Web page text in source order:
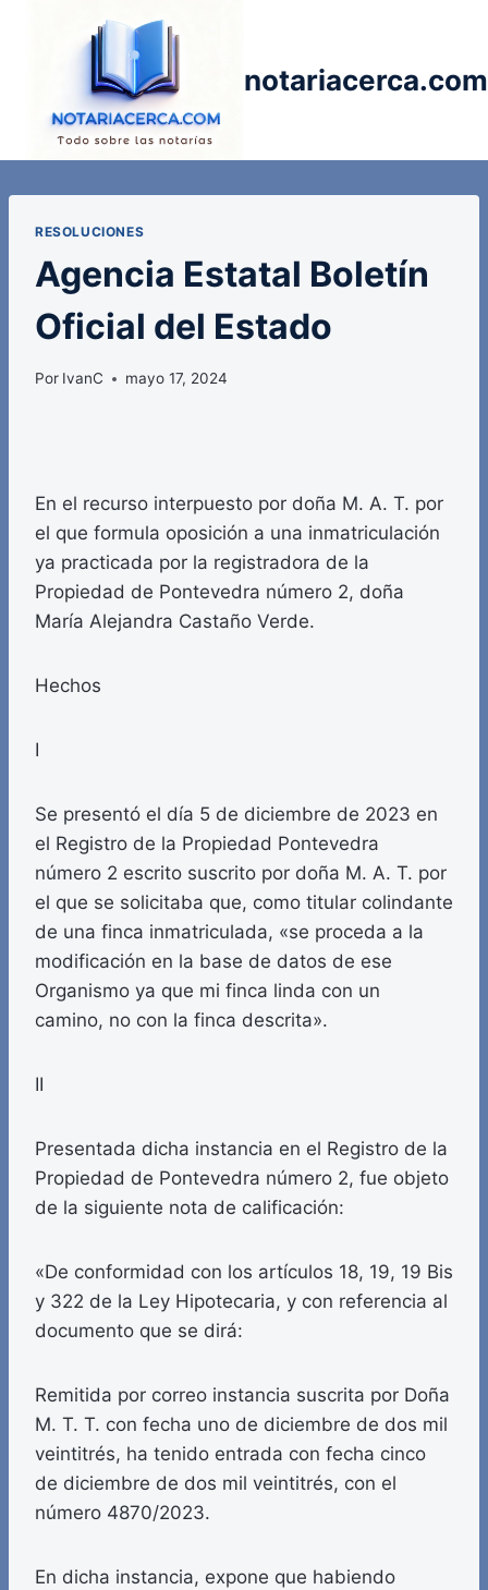
notariacerca.com
RESOLUCIONES
Agencia Estatal Boletín
Oficial del Estado
Por IvanC mayo 17, 2024
En el recurso interpuesto por doña M. A. T. por
el que formula oposición a una inmatriculación
ya practicada por la registradora de la
Propiedad de Pontevedra número 2, doña
María Alejandra Castaño Verde.
Hechos
I
Se presentó el día 5 de diciembre de 2023 en
el Registro de la Propiedad Pontevedra
número 2 escrito suscrito por doña M. A. T. por
el que se solicitaba que, como titular colindante
de una finca inmatriculada, «se proceda a la
modificación en la base de datos de ese
Organismo ya que mi finca linda con un
camino, no con la finca descrita».
II
Presentada dicha instancia en el Registro de la
Propiedad de Pontevedra número 2, fue objeto
de la siguiente nota de calificación:
«De conformidad con los artículos 18, 19, 19 Bis
y 322 de la Ley Hipotecaria, y con referencia al
documento que se dirá:
Remitida por correo instancia suscrita por Doña
M. T. T. con fecha uno de diciembre de dos mil
veintitrés, ha tenido entrada con fecha cinco
de diciembre de dos mil veintitrés, con el
número 4870/2023.
En dicha instancia, expone que habiendo